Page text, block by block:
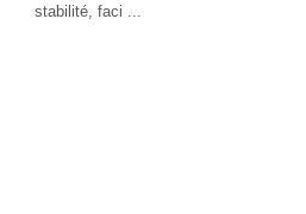
stabilité, faci ...